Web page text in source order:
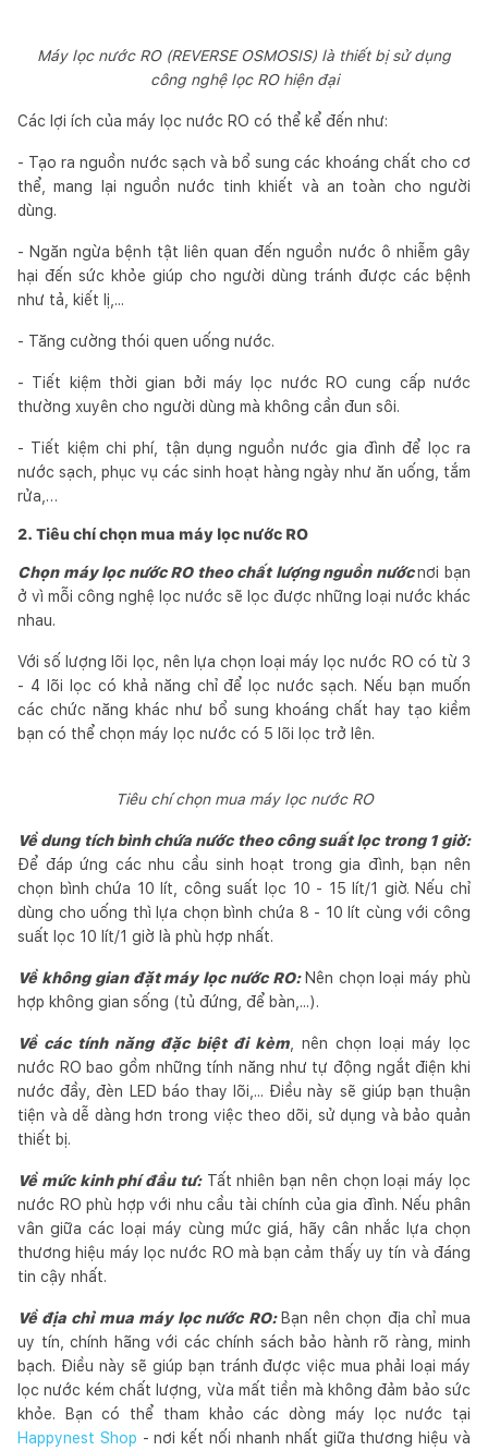
Máy lọc nước RO (REVERSE OSMOSIS) là thiết bị sử dụng
công nghệ lọc RO hiện đại
Các lợi ích của máy lọc nước RO có thể kể đến như:
- Tạo ra nguồn nước sạch và bổ sung các khoáng chất cho cơ
thể, mang lại nguồn nước tinh khiết và an toàn cho người
dùng.
- Ngăn ngừa bệnh tật liên quan đến nguồn nước ô nhiễm gây
hại đến sức khỏe giúp cho người dùng tránh được các bệnh
như tả, kiết lị,...
- Tăng cường thói quen uống nước.
- Tiết kiệm thời gian bởi máy lọc nước RO cung cấp nước
thường xuyên cho người dùng mà không cần đun sôi.
- Tiết kiệm chi phí, tận dụng nguồn nước gia đình để lọc ra
nước sạch, phục vụ các sinh hoạt hàng ngày như ăn uống, tắm
rửa,…
2. Tiêu chí chọn mua máy lọc nước RO
Chọn máy lọc nước RO theo chất lượng nguồn nước nơi bạn
ở vì mỗi công nghệ lọc nước sẽ lọc được những loại nước khác
nhau.
Với số lượng lõi lọc, nên lựa chọn loại máy lọc nước RO có từ 3
- 4 lõi lọc có khả năng chỉ để lọc nước sạch. Nếu bạn muốn
các chức năng khác như bổ sung khoáng chất hay tạo kiềm
bạn có thể chọn máy lọc nước có 5 lõi lọc trở lên.
Tiêu chí chọn mua máy lọc nước RO
Về dung tích bình chứa nước theo công suất lọc trong 1 giờ:
Để đáp ứng các nhu cầu sinh hoạt trong gia đình, bạn nên
chọn bình chứa 10 lít, công suất lọc 10 - 15 lít/1 giờ. Nếu chỉ
dùng cho uống thì lựa chọn bình chứa 8 - 10 lít cùng với công
suất lọc 10 lít/1 giờ là phù hợp nhất.
Về không gian đặt máy lọc nước RO: Nên chọn loại máy phù
hợp không gian sống (tủ đứng, để bàn,...).
Về các tính năng đặc biệt đi kèm , nên chọn loại máy lọc
nước RO bao gồm những tính năng như tự động ngắt điện khi
nước đầy, đèn LED báo thay lõi,... Điều này sẽ giúp bạn thuận
tiện và dễ dàng hơn trong việc theo dõi, sử dụng và bảo quản
thiết bị.
Về mức kinh phí đầu tư:Tất nhiên bạn nên chọn loại máy lọc
nước RO phù hợp với nhu cầu tài chính của gia đình. Nếu phân
vân giữa các loại máy cùng mức giá, hãy cân nhắc lựa chọn
thương hiệu máy lọc nước RO mà bạn cảm thấy uy tín và đáng
tin cậy nhất.
Về địa chỉ mua máy lọc nước RO: Bạn nên chọn địa chỉ mua
uy tín, chính hãng với các chính sách bảo hành rõ ràng, minh
bạch. Điều này sẽ giúp bạn tránh được việc mua phải loại máy
lọc nước kém chất lượng, vừa mất tiền mà không đảm bảo sức
khỏe. Bạn có thể tham khảo các dòng máy lọc nước tại
Happynest Shop - nơi kết nối nhanh nhất giữa thương hiệu và